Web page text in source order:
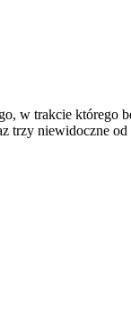
w trakcie którego
niewidoczne